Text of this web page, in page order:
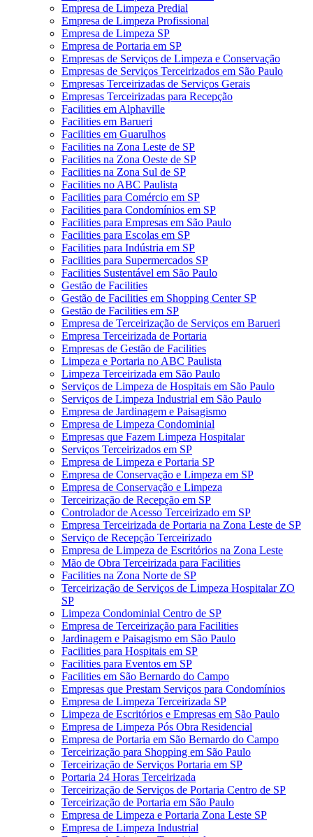
Empresa de Limpeza Predial
Empresa de Limpeza Profissional
Empresa de Limpeza SP
Empresa de Portaria em SP
Empresas de Serviços de Limpeza e Conservação
Empresas de Serviços Terceirizados em São Paulo
Empresas Terceirizadas de Serviços Gerais
Empresas Terceirizadas para Recepção
Facilities em Alphaville
Facilities em Barueri
Facilities em Guarulhos
Facilities na Zona Leste de SP
Facilities na Zona Oeste de SP
Facilities na Zona Sul de SP
Facilities no ABC Paulista
Facilities para Comércio em SP
Facilities para Condomínios em SP
Facilities para Empresas em São Paulo
Facilities para Escolas em SP
Facilities para Indústria em SP
Facilities para Supermercados SP
Facilities Sustentável em São Paulo
Gestão de Facilities
Gestão de Facilities em Shopping Center SP
Gestão de Facilities em SP
Empresa de Terceirização de Serviços em Barueri
Empresa Terceirizada de Portaria
Empresas de Gestão de Facilities
Limpeza e Portaria no ABC Paulista
Limpeza Terceirizada em São Paulo
Serviços de Limpeza de Hospitais em São Paulo
Serviços de Limpeza Industrial em São Paulo
Empresa de Jardinagem e Paisagismo
Empresa de Limpeza Condominial
Empresas que Fazem Limpeza Hospitalar
Serviços Terceirizados em SP
Empresa de Limpeza e Portaria SP
Empresa de Conservação e Limpeza em SP
Empresa de Conservação e Limpeza
Terceirização de Recepção em SP
Controlador de Acesso Terceirizado em SP
Empresa Terceirizada de Portaria na Zona Leste de SP
Serviço de Recepção Terceirizado
Empresa de Limpeza de Escritórios na Zona Leste
Mão de Obra Terceirizada para Facilities
Facilities na Zona Norte de SP
Terceirização de Serviços de Limpeza Hospitalar ZO
SP
Limpeza Condominial Centro de SP
Empresa de Terceirização para Facilities
Jardinagem e Paisagismo em São Paulo
Facilities para Hospitais em SP
Facilities para Eventos em SP
Facilities em São Bernardo do Campo
Empresas que Prestam Serviços para Condomínios
Empresa de Limpeza Terceirizada SP
Limpeza de Escritórios e Empresas em São Paulo
Empresa de Limpeza Pós Obra Residencial
Empresa de Portaria em São Bernardo do Campo
Terceirização para Shopping em São Paulo
Terceirização de Serviços Portaria em SP
Portaria 24 Horas Terceirizada
Terceirização de Serviços de Portaria Centro de SP
Terceirização de Portaria em São Paulo
Empresa de Limpeza e Portaria Zona Leste SP
Empresa de Limpeza Industrial